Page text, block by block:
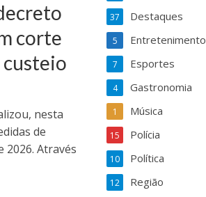
corte
custeio
nesta
de
2026. Através
Destaques
37
Entretenimento
5
Esportes
7
Gastronomia
4
Música
1
Polícia
15
Política
10
Região
12